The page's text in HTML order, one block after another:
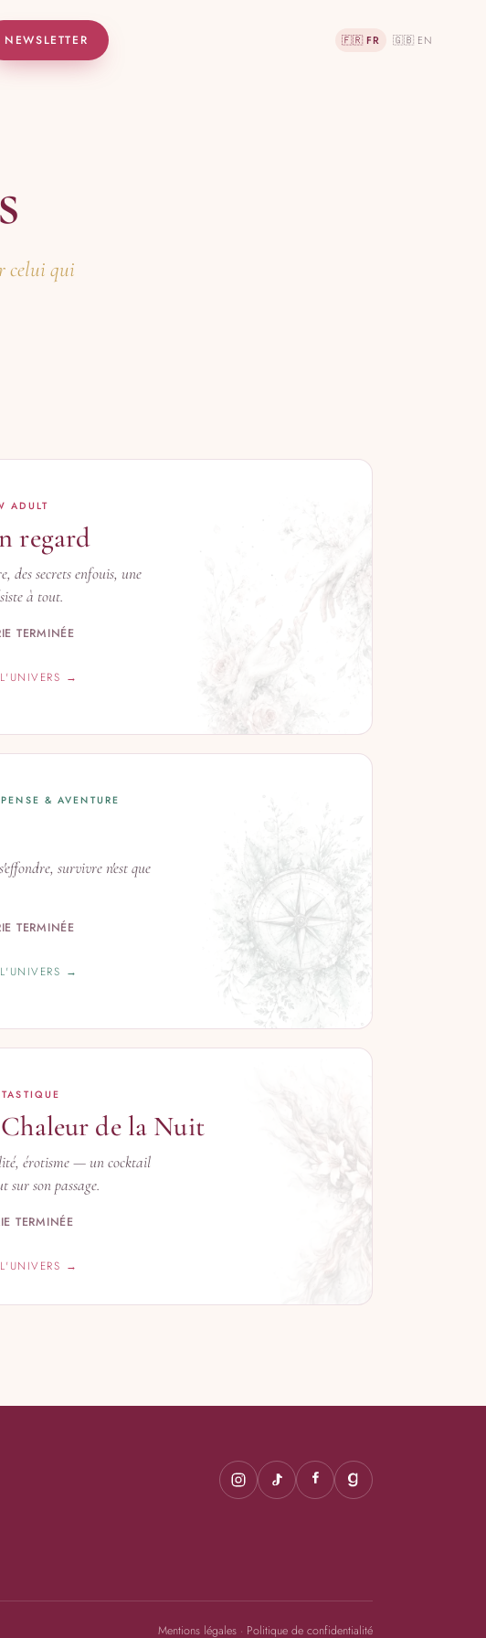
NEWSLETTER 🇫🇷 FR 🇬🇧 EN
celui qui
ADULT
regard
des secrets enfouis, une
à tout.
TERMINÉE
→
& AVENTURE
survivre n'est que
TERMINÉE
→
de la Nuit
érotisme — un cocktail
sur son passage.
TERMINÉE
→
Mentions légales · Politique de confidentialité